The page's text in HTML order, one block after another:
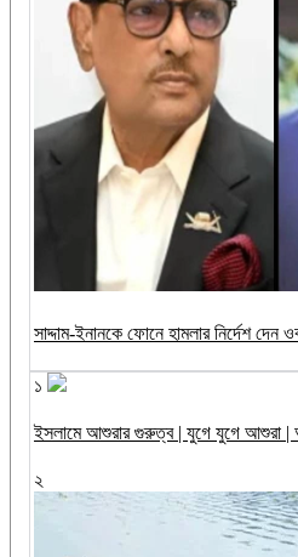
সাদ্দাম-ইনানকে ফোনে হামলার নির্দেশ দেন
১
ইসলামে আশুরার গুরুত্ব | যুগে যুগে আশুরা |
২